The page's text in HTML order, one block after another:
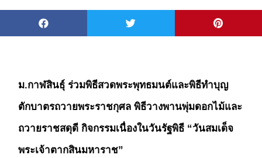
ม.กาฬสินธุ์ ร่วมพิธีสวดพระพุทธมนต์และพิธีทำบุญ
ตักบาตรถวายพระราชกุศล พิธีวางพานพุ่มดอกไม้และ
ถวายราชสดุดี กิจกรรมเนื่องในวันรัฐพิธี “วันสมเด็จ
พระเจ้าตากสินมหาราช”